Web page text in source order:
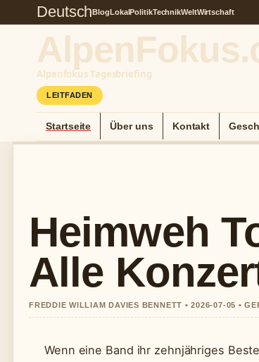
DeutschBlogLokalPolitikTechnikWeltWirtschaft
Alpenfokus Tagesbriefing
LEITFADEN
Startseite Über uns Kontakt
Heimweh
Alle
FREDDIE WILLIAM DAVIES BENNETT • 2026-07-05 •
Wenn eine Band ihr zehnjähriges